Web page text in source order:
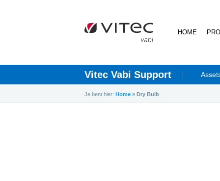
HOME
Vitec Vabi Support
Je bent hier: Home » Dry Bulb